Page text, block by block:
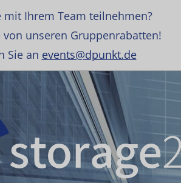
mit Ihrem Team teilnehmen?
von unseren Gruppenrabatten!
Sie an events@dpunkt.de